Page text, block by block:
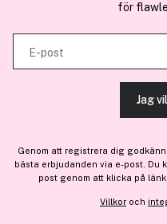
kombinera informationen med
tillhandahållit eller som de har
tjänster.
TILLÅT
VISA
En del avBrandsdal Group
för
E-post
Jag
Genom att registrera dig
bästa erbjudanden via e-post. Du
post genom att klicka på
Villkor och